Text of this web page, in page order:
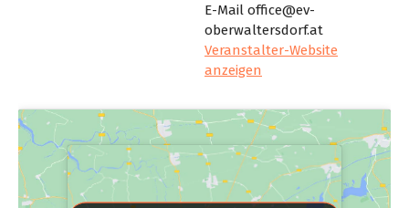
E-Mail office@ev-
oberwaltersdorf.at
Veranstalter-Website
anzeigen